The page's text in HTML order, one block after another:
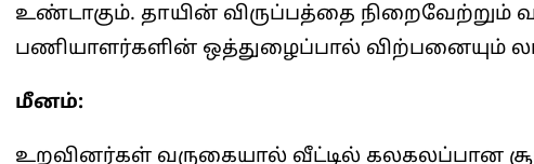
உண்டாகும். தாயின் விருப்பத்தை நிறைவேற்றும்
பணியாளர்களின் ஒத்துழைப்பால் விற்பனையும்
மீனம்:
உறவினர்கள் வருகையால் வீட்டில் கலகலப்பான